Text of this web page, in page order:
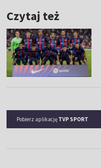
Czytaj też
Pobierz aplikację TVP SPORT